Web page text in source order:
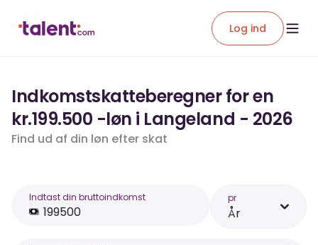
Log ind
Indkomstskatteberegner for en
kr.199.500 -løn i Langeland - 2026
Find ud af din løn efter skat
Indtast din bruttoindkomst pr
År